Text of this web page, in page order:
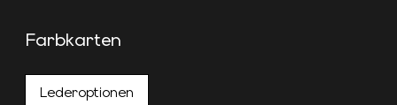
Farbkarten
Lederoptionen